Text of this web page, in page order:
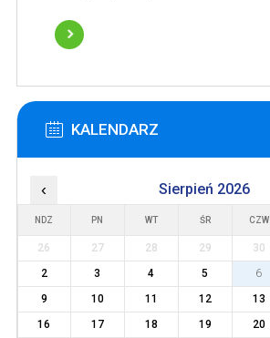
KALENDARZ
‹ Sierpień 2026
NDZ PN WT ŚR CZW
26 27 28 29 30
2
3 4 5 6
9
10 11 12 13
16
17 18 19 20